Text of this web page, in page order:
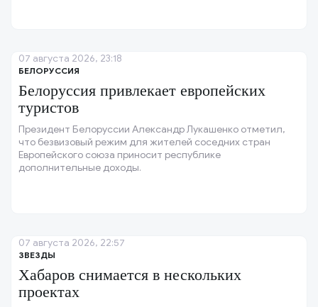
БЕЛОРУССИЯ
Белоруссия привлекает европейских
туристов
Президент Белоруссии Александр Лукашенко отметил,
что безвизовый режим для жителей соседних стран
Европейского союза приносит республике
дополнительные доходы.
07 августа 2026, 23:18
ЗВЕЗДЫ
Хабаров снимается в нескольких
проектах
07 августа 2026, 22:57